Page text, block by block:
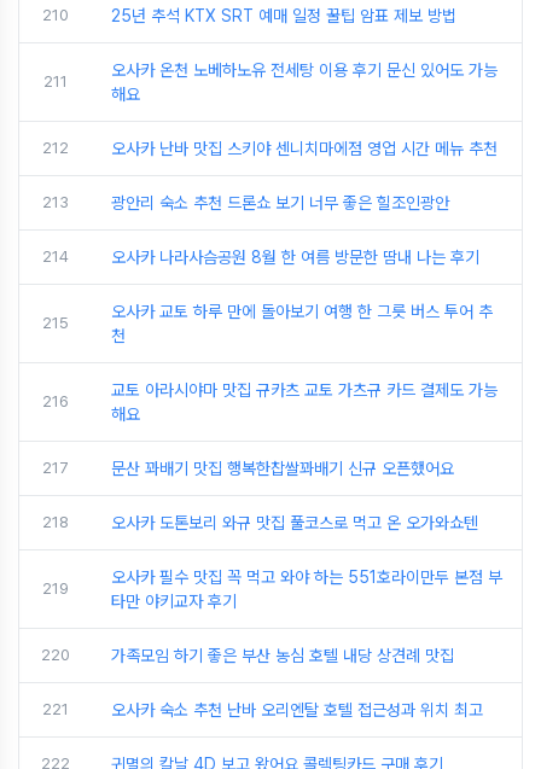
210 25년 추석 KTX SRT 예매 일정 꿀팁 암표 제보 방법
211
오사카 온천 노베하노유 전세탕 이용 후기 문신 있어도 가능
해요
212 오사카 난바 맛집 스키야 센니치마에점 영업 시간 메뉴 추천
213 광안리 숙소 추천 드론쇼 보기 너무 좋은 힐조인광안
214 오사카 나라사슴공원 8월 한 여름 방문한 땀내 나는 후기
215
오사카 교토 하루 만에 돌아보기 여행 한 그릇 버스 투어 추
천
216
교토 아라시야마 맛집 규카츠 교토 가츠규 카드 결제도 가능
해요
217 문산 꽈배기 맛집 행복한찹쌀꽈배기 신규 오픈했어요
218 오사카 도톤보리 와규 맛집 풀코스로 먹고 온 오가와쇼텐
219
오사카 필수 맛집 꼭 먹고 와야 하는 551호라이만두 본점 부
타만 야키교자 후기
220 가족모임 하기 좋은 부산 농심 호텔 내당 상견례 맛집
221 오사카 숙소 추천 난바 오리엔탈 호텔 접근성과 위치 최고
222 귀멸의 칼날 4D 보고 왔어요 콜렉팅카드 구매 후기